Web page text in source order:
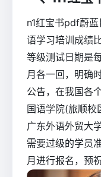
n1红宝书pdf蔚蓝
语学习培训成绩
等级测试日期是
月各一回，明确
公告，在我国各
国语学院(旅顺校
广东外语外贸大
需要过级的学员
月进行报名，预